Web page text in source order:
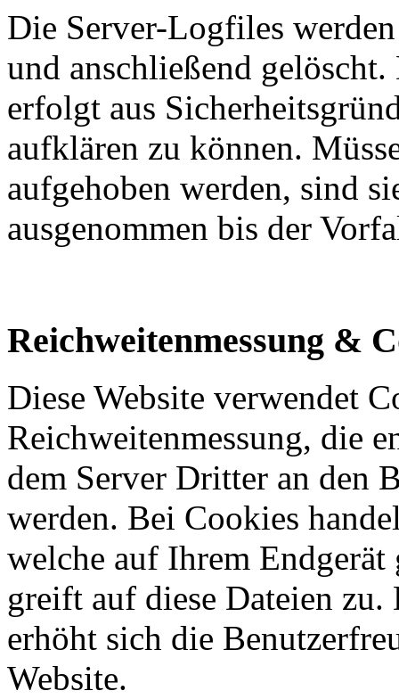
Die Server-Logfiles
und anschließend
erfolgt aus
aufklären zu können.
aufgehoben werden, sind
ausgenommen bis der
Reichweitenmessung &
Diese Website verwendet
Reichweitenmessung, die
dem Server Dritter an den
werden. Bei Cookies
welche auf Ihrem
greift auf diese Dateien
erhöht sich die
Website.